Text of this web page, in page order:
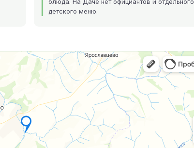
детского меню.